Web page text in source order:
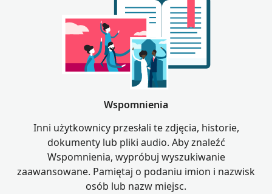
Wspomnienia
Inni użytkownicy przesłali te zdjęcia, historie,
dokumenty lub pliki audio. Aby znaleźć
Wspomnienia, wypróbuj wyszukiwanie
zaawansowane. Pamiętaj o podaniu imion i nazwisk
osób lub nazw miejsc.